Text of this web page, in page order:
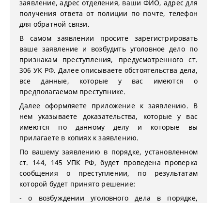
заявление, адрес отделения, ваши ФИО, адрес для
получения ответа от полиции по почте, телефон
для обратной связи.
В самом заявлении просите зарегистрировать
ваше заявление и возбудить уголовное дело по
признакам преступления, предусмотренного ст.
306 УК РФ. Далее описываете обстоятельства дела,
все данные, которые у вас имеются о
предполагаемом преступнике.
Далее оформляете приложение к заявлению. В
нем указываете доказательства, которые у вас
имеются по данному делу и которые вы
прилагаете в копиях к заявлению.
По вашему заявлению в порядке, установленном
ст. 144, 145 УПК РФ, будет проведена проверка
сообщения о преступлении, по результатам
которой будет принято решение:
- о возбуждении уголовного дела в порядке,